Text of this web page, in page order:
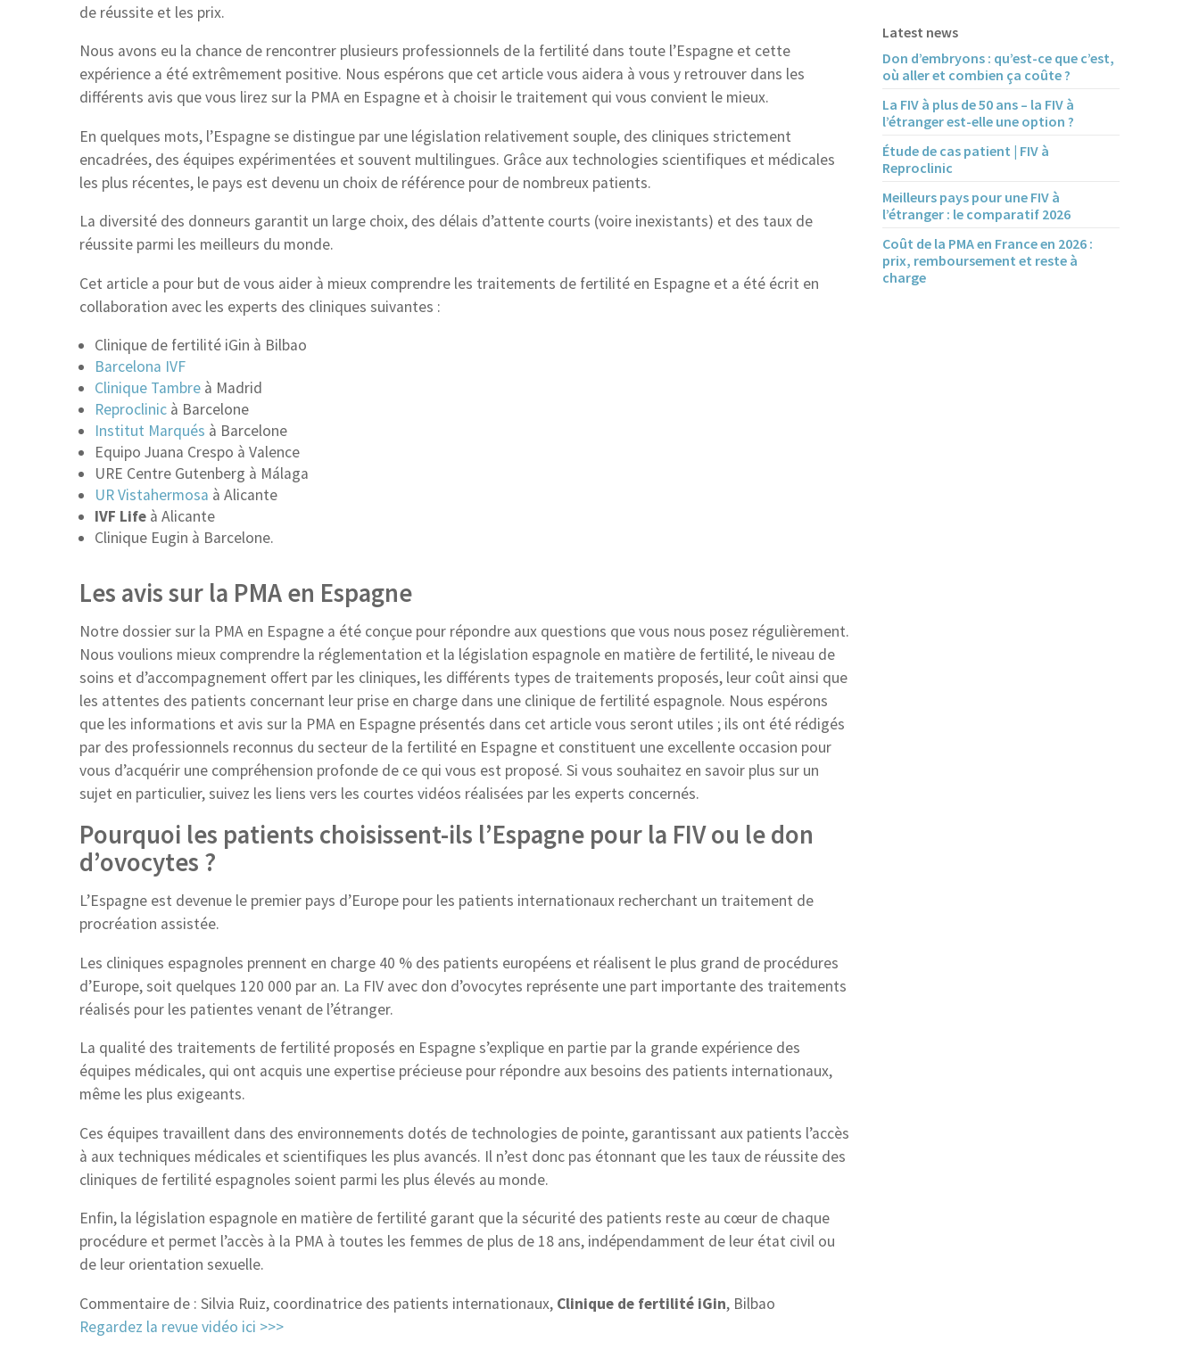
de réussite et les prix.
Nous avons eu la chance de rencontrer plusieurs professionnels de la fertilité dans toute l’Espagne et cette
expérience a été extrêmement positive. Nous espérons que cet article vous aidera à vous y retrouver dans les
différents avis que vous lirez sur la PMA en Espagne et à choisir le traitement qui vous convient le mieux.
En quelques mots, l’Espagne se distingue par une législation relativement souple, des cliniques strictement
encadrées, des équipes expérimentées et souvent multilingues. Grâce aux technologies scientifiques et médicales
les plus récentes, le pays est devenu un choix de référence pour de nombreux patients.
La diversité des donneurs garantit un large choix, des délais d’attente courts (voire inexistants) et des taux de
réussite parmi les meilleurs du monde.
Cet article a pour but de vous aider à mieux comprendre les traitements de fertilité en Espagne et a été écrit en
collaboration avec les experts des cliniques suivantes :
Clinique de fertilité iGin à Bilbao
Barcelona IVF
Clinique Tambre à Madrid
Reproclinic à Barcelone
Institut Marqués à Barcelone
Equipo Juana Crespo à Valence
URE Centre Gutenberg à Málaga
UR Vistahermosa à Alicante
IVF Life à Alicante
Clinique Eugin à Barcelone.
Les avis sur la PMA en Espagne
Notre dossier sur la PMA en Espagne a été conçue pour répondre aux questions que vous nous posez régulièrement.
Nous voulions mieux comprendre la réglementation et la législation espagnole en matière de fertilité, le niveau de
soins et d’accompagnement offert par les cliniques, les différents types de traitements proposés, leur coût ainsi que
les attentes des patients concernant leur prise en charge dans une clinique de fertilité espagnole. Nous espérons
que les informations et avis sur la PMA en Espagne présentés dans cet article vous seront utiles ; ils ont été rédigés
par des professionnels reconnus du secteur de la fertilité en Espagne et constituent une excellente occasion pour
vous d’acquérir une compréhension profonde de ce qui vous est proposé. Si vous souhaitez en savoir plus sur un
sujet en particulier, suivez les liens vers les courtes vidéos réalisées par les experts concernés.
Pourquoi les patients choisissent-ils l’Espagne pour la FIV ou le don
d’ovocytes ?
L’Espagne est devenue le premier pays d’Europe pour les patients internationaux recherchant un traitement de
procréation assistée.
Les cliniques espagnoles prennent en charge 40 % des patients européens et réalisent le plus grand de procédures
d’Europe, soit quelques 120 000 par an. La FIV avec don d’ovocytes représente une part importante des traitements
réalisés pour les patientes venant de l’étranger.
La qualité des traitements de fertilité proposés en Espagne s’explique en partie par la grande expérience des
équipes médicales, qui ont acquis une expertise précieuse pour répondre aux besoins des patients internationaux,
même les plus exigeants.
Ces équipes travaillent dans des environnements dotés de technologies de pointe, garantissant aux patients l’accès
à aux techniques médicales et scientifiques les plus avancés. Il n’est donc pas étonnant que les taux de réussite des
cliniques de fertilité espagnoles soient parmi les plus élevés au monde.
Enfin, la législation espagnole en matière de fertilité garant que la sécurité des patients reste au cœur de chaque
procédure et permet l’accès à la PMA à toutes les femmes de plus de 18 ans, indépendamment de leur état civil ou
de leur orientation sexuelle.
Commentaire de : Silvia Ruiz, coordinatrice des patients internationaux, Clinique de fertilité iGin, Bilbao
Regardez la revue vidéo ici >>>
Latest news
Don d’embryons : qu’est-ce que c’est,
où aller et combien ça coûte ?
La FIV à plus de 50 ans – la FIV à
l’étranger est-elle une option ?
Étude de cas patient | FIV à
Reproclinic
Meilleurs pays pour une FIV à
l’étranger : le comparatif 2026
Coût de la PMA en France en 2026 :
prix, remboursement et reste à
charge